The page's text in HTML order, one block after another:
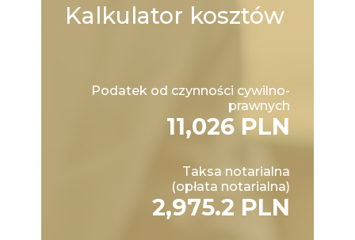
Kalkulator kosztów
Podatek od czynności cywilno-
prawnych
11,026 PLN
Taksa notarialna
(opłata notarialna)
2,975.2 PLN